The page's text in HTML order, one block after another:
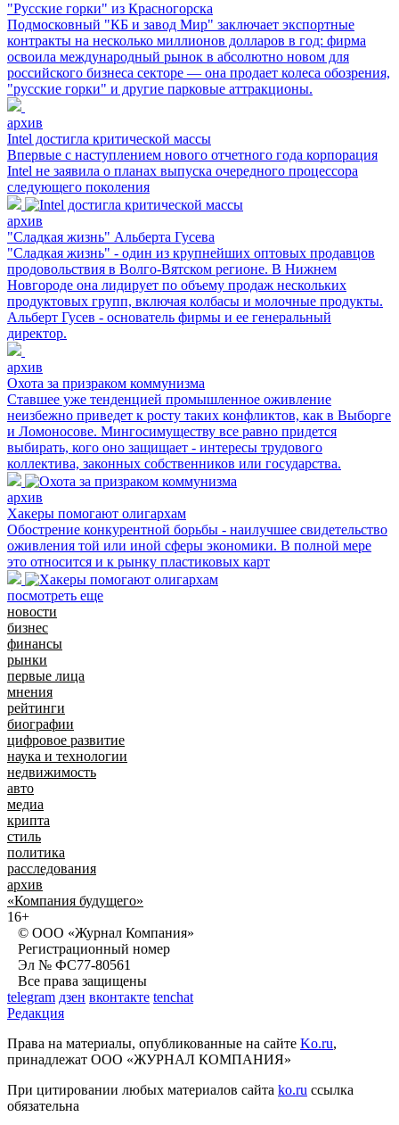
"Русские горки" из Красногорска
Подмосковный "КБ и завод Мир" заключает экспортные
контракты на несколько миллионов долларов в год: фирма
освоила международный рынок в абсолютно новом для
российского бизнеса секторе — она продает колеса обозрения,
"русские горки" и другие парковые аттракционы.
архив
Intel достигла критической массы
Впервые с наступлением нового отчетного года корпорация
Intel не заявила о планах выпуска очередного процессора
следующего поколения
архив
"Сладкая жизнь" Альберта Гусева
"Сладкая жизнь" - один из крупнейших оптовых продавцов
продовольствия в Волго-Вятском регионе. В Нижнем
Новгороде она лидирует по объему продаж нескольких
продуктовых групп, включая колбасы и молочные продукты.
Альберт Гусев - основатель фирмы и ее генеральный
директор.
архив
Охота за призраком коммунизма
Ставшее уже тенденцией промышленное оживление
неизбежно приведет к росту таких конфликтов, как в Выборге
и Ломоносове. Мингосимуществу все равно придется
выбирать, кого оно защищает - интересы трудового
коллектива, законных собственников или государства.
архив
Хакеры помогают олигархам
Обострение конкурентной борьбы - наилучшее свидетельство
оживления той или иной сферы экономики. В полной мере
это относится и к рынку пластиковых карт
посмотреть еще
новости
бизнес
финансы
рынки
первые лица
мнения
рейтинги
биографии
цифровое развитие
наука и технологии
недвижимость
авто
медиа
крипта
стиль
политика
расследования
архив
«Компания будущего»
16+
© ООО «Журнал Компания»
Регистрационный номер
Эл № ФС77-80561
Все права защищены
telegram дзен вконтакте tenchat
Редакция
Права на материалы, опубликованные на сайте Ko.ru,
принадлежат ООО «ЖУРНАЛ КОМПАНИЯ»
При цитировании любых материалов сайта ko.ru ссылка
обязательна